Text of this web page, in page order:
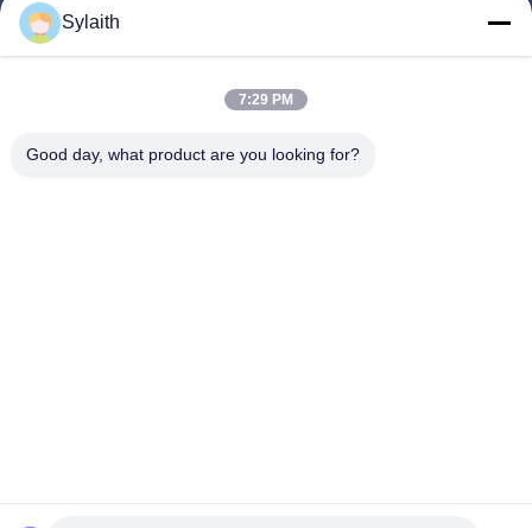
Produk
Video
Wisata Pabrik
Sylaith
7:29 PM
Good day, what product are you looking for?